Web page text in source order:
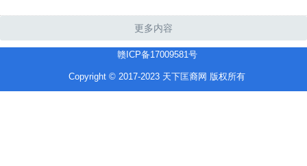
更多内容
赣ICP备17009581号
Copyright © 2017-2023 天下匡裔网 版权所有